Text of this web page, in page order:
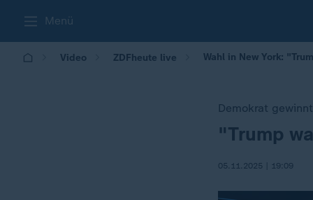
Menü
Video ZDFheute live Wahl in New York:
Demokrat
:"Trump
05.11.2025 | 19:09